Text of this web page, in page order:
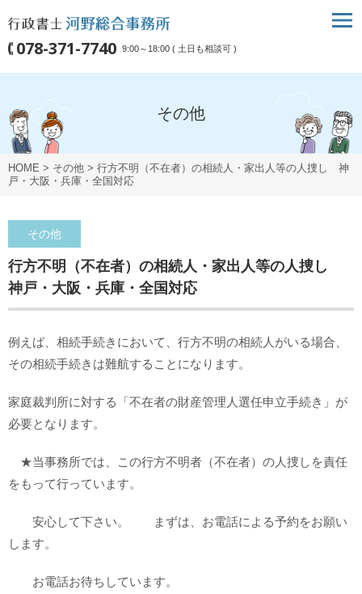
078-371-7740 9:00～18:00 ( 土日も相談可 )
その他
HOME > その他 > 行方不明（不在者）の相続人・家出人等の人捜し 神
戸・大阪・兵庫・全国対応
その他
行方不明（不在者）の相続人・家出人等の人捜し
神戸・大阪・兵庫・全国対応
例えば、相続手続きにおいて、行方不明の相続人がいる場合、
その相続手続きは難航することになります。
家庭裁判所に対する「不在者の財産管理人選任申立手続き」が
必要となります。
★当事務所では、この行方不明者（不在者）の人捜しを責任
をもって行っています。
安心して下さい。 まずは、お電話による予約をお願い
します。
お電話お待ちしています。